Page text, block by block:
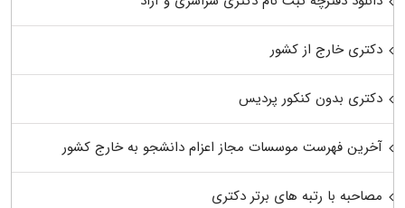
دکتری خارج از کشور
دکتری بدون کنکور پردیس
آخرین فهرست موسسات مجاز اعزام دانشجو به خارج کشور
مصاحبه با رتبه های برتر دکتری